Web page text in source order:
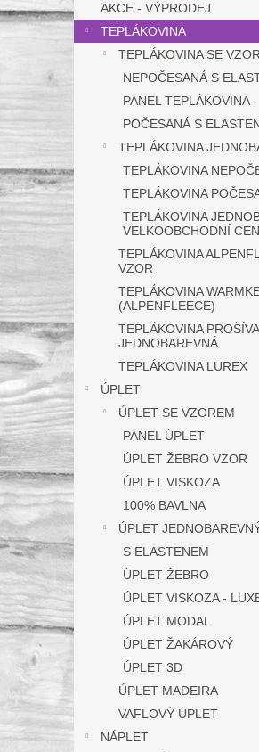
n
e
AKCE - VÝPRODEJ
TEPLÁKOVINA
TEPLÁKOVINA SE
NEPOČESANÁ S
PANEL TEPLÁKOVINA
POČESANÁ S
TEPLÁKOVINA
TEPLÁKOVINA
TEPLÁKOVINA
TEPLÁKOVINA
VELKOOBCHODNÍ
TEPLÁKOVINA
VZOR
TEPLÁKOVINA
(ALPENFLEECE)
TEPLÁKOVINA
JEDNOBAREVNÁ
TEPLÁKOVINA LUREX
ÚPLET
ÚPLET SE VZOREM
PANEL ÚPLET
ÚPLET ŽEBRO VZOR
ÚPLET VISKOZA
100% BAVLNA
ÚPLET
S ELASTENEM
ÚPLET ŽEBRO
ÚPLET VISKOZA -
ÚPLET MODAL
ÚPLET ŽAKÁROVÝ
ÚPLET 3D
ÚPLET MADEIRA
VAFLOVÝ ÚPLET
NÁPLET